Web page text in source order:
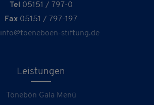
Tel
05151 / 797-0
Fax 05151 / 797-197
info@toeneboen-stiftung.de
Leistungen
Tönebön Gala Menü